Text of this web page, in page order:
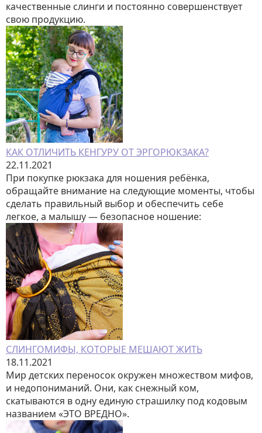
качественные слинги и постоянно совершенствует
свою продукцию.
КАК ОТЛИЧИТЬ КЕНГУРУ ОТ ЭРГОРЮКЗАКА?
22.11.2021
При покупке рюкзака для ношения ребёнка,
обращайте внимание на следующие моменты, чтобы
сделать правильный выбор и обеспечить себе
легкое, а малышу — безопасное ношение:
СЛИНГОМИФЫ, КОТОРЫЕ МЕШАЮТ ЖИТЬ
18.11.2021
Мир детских переносок окружен множеством мифов,
и недопониманий. Они, как снежный ком,
скатываются в одну единую страшилку под кодовым
названием «ЭТО ВРЕДНО».